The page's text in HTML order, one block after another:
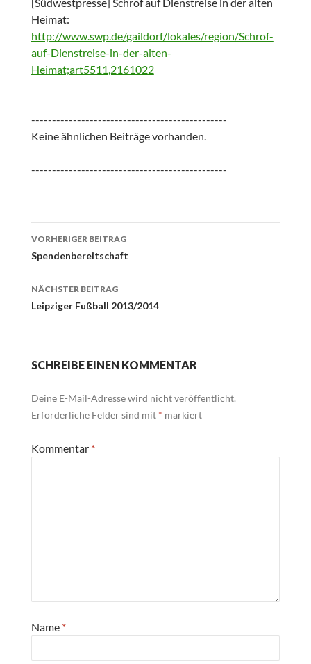
[Südwestpresse] Schrof auf Dienstreise in der alten
Heimat:
http://www.swp.de/gaildorf/lokales/region/Schrof-
auf-Dienstreise-in-der-alten-
Heimat;art5511,2161022
-----------------------------------------------
Keine ähnlichen Beiträge vorhanden.
-----------------------------------------------
Beitrags-
Navigation
VORHERIGER BEITRAG
Spendenbereitschaft
NÄCHSTER BEITRAG
Leipziger Fußball 2013/2014
SCHREIBE EINEN KOMMENTAR
Deine E-Mail-Adresse wird nicht veröffentlicht.
Erforderliche Felder sind mit * markiert
Kommentar *
Name *